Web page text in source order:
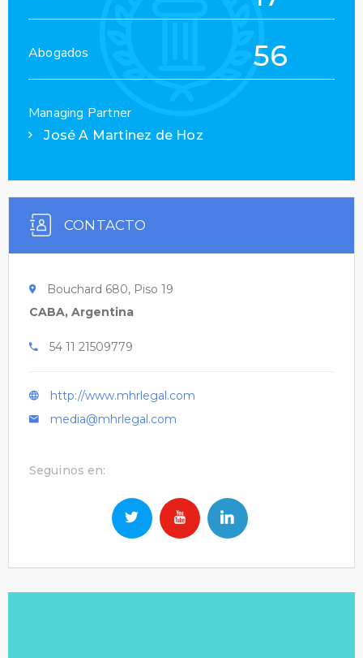
Abogados 56
Managing Partner
José A Martinez de Hoz
CONTACTO
Bouchard 680, Piso 19
CABA, Argentina
54 11 21509779
http://www.mhrlegal.com
media@mhrlegal.com
Seguinos en: